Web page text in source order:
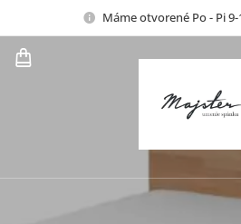
Máme otvorené Po - Pi 9-